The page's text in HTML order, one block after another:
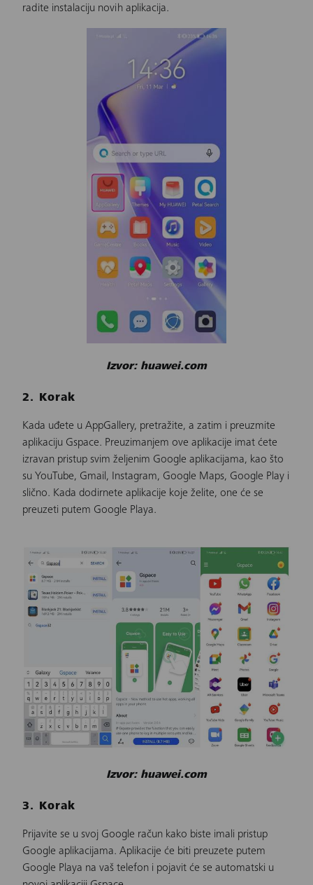
radite instalaciju novih aplikacija.
Izvor: huawei.com
2. Korak
Kada uđete u AppGallery, pretražite, a zatim i preuzmite
aplikaciju Gspace. Preuzimanjem ove aplikacije imat ćete
izravan pristup svim željenim Google aplikacijama, kao što
su YouTube, Gmail, Instagram, Google Maps, Google Play i
slično. Kada dodirnete aplikacije koje želite, one će se
preuzeti putem Google Playa.
Izvor: huawei.com
3. Korak
Prijavite se u svoj Google račun kako biste imali pristup
Google aplikacijama. Aplikacije će biti preuzete putem
Google Playa na vaš telefon i pojavit će se automatski u